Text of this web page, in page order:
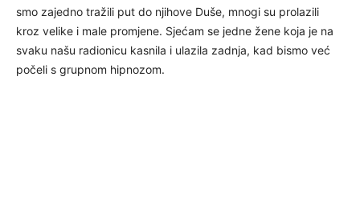
smo zajedno tražili put do njihove Duše, mnogi su prolazili
kroz velike i male promjene. Sjećam se jedne žene koja je na
svaku našu radionicu kasnila i ulazila zadnja, kad bismo već
počeli s grupnom hipnozom.